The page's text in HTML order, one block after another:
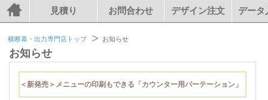
見積り お問合わせ デザイン注文 データ
横断幕・出力専門店トップ お知らせ
お知らせ
＜新発売＞メニューの印刷もできる「カウンター用パーテーション」